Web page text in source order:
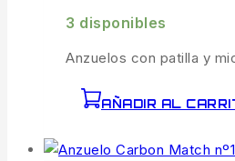
3 disponibles
Anzuelos con patilla y
AÑADIR AL